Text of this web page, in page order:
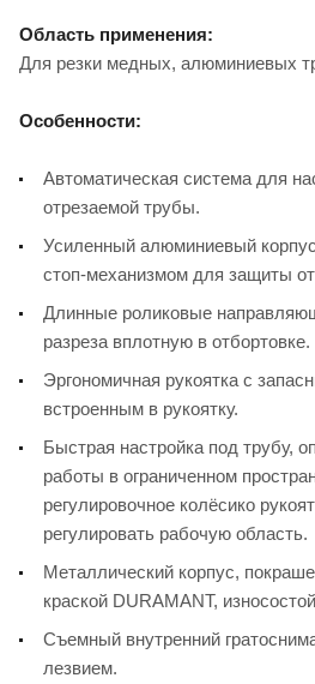
Область применения:
Для резки медных, алюминиевых
Особенности:
Автоматическая система для
отрезаемой трубы.
Усиленный алюминиевый
стоп-механизмом для защиты
Длинные роликовые
разреза вплотную в отбортовке.
Эргономичная рукоятка с
встроенным в рукоятку.
Быстрая настройка под трубу,
работы в ограниченном
регулировочное колёсико
регулировать рабочую область.
Металлический корпус,
краской DURAMANT,
Съемный внутренний
лезвием.